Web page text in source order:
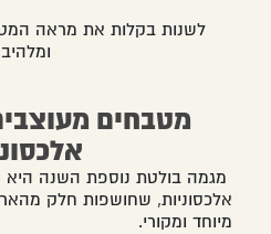
לשנות בקלות את מראה
מטבחים
מגמה בולטת נוספת השנה היא
אלכסוניות, שחושפות חלק
מיוחד ומקורי.